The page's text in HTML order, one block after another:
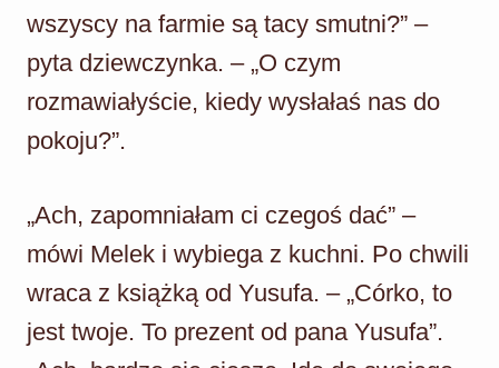
wszyscy na farmie są tacy smutni?” –
pyta dziewczynka. – „O czym
rozmawiałyście, kiedy wysłałaś nas do
pokoju?”.
„Ach, zapomniałam ci czegoś dać” –
mówi Melek i wybiega z kuchni. Po chwili
wraca z książką od Yusufa. – „Córko, to
jest twoje. To prezent od pana Yusufa”.